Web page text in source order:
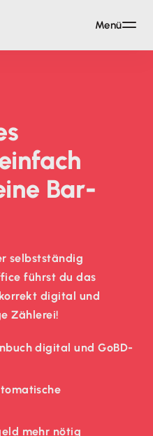
Bar­
selbstständig
führst du das
digital und
Zählerei!
digital und GoBD-
mehr nötig
Menü